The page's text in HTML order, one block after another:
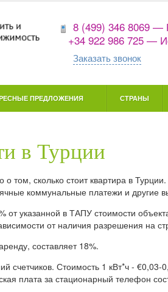
8 (499) 346 8069 —
+34 922 986 725 —
Заказать звонок
ПРЕДЛОЖЕНИЯ СТРАНЫ
в Турции
том, сколько стоит квартира в
коммунальные платежи и другие
от указанной в ТАПУ стоимости
от наличия разрешения на
составляет 18%.
счетчиков. Стоимость 1 кВт*ч - €0,03-
плата за стационарный телефон